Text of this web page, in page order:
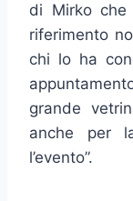
di Mirko
riferimento
chi lo ha
grande
anche per
l’evento”.